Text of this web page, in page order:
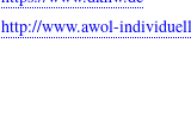
http://www.awol-